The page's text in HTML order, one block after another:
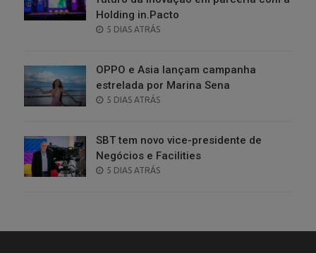
Holding in.Pacto
POSTED
5 DIAS ATRÁS
OPPO e Asia lançam campanha
estrelada por Marina Sena
POSTED
5 DIAS ATRÁS
SBT tem novo vice-presidente de
Negócios e Facilities
POSTED
5 DIAS ATRÁS